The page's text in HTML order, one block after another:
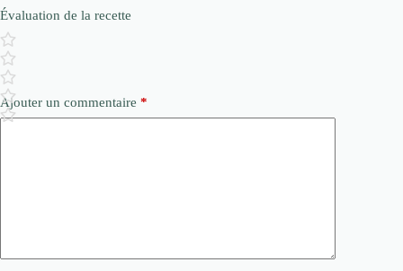
Évaluation de la recette
Ajouter un commentaire *